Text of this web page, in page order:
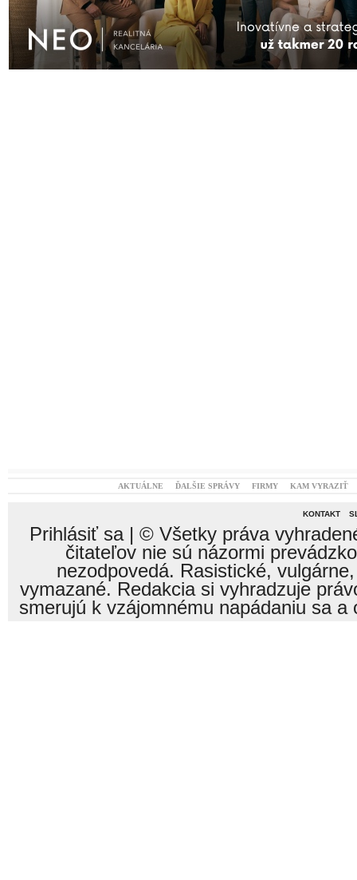
AKTUÁLNE ĎALŠIE SPRÁVY FIRMY KAM VYRAZIŤ
KONTAKT
Prihlásiť sa| © Všetky práva
čitateľov nie sú názormi
nezodpovedá. Rasistické,
vymazané. Redakcia si vyhradzuje
smerujú k vzájomnému napádaniu sa